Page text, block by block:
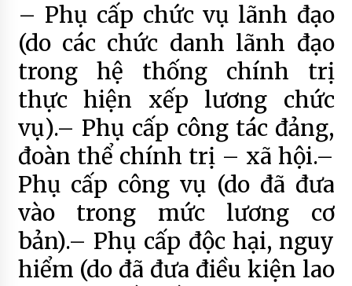
– Phụ cấp chức vụ lãnh đạo
(do các chức danh lãnh đạo
trong hệ thống chính trị
thực hiện xếp lương chức
vụ).– Phụ cấp công tác đảng,
đoàn thể chính trị – xã hội.–
Phụ cấp công vụ (do đã đưa
vào trong mức lương cơ
bản).– Phụ cấp độc hại, nguy
hiểm (do đã đưa điều kiện lao